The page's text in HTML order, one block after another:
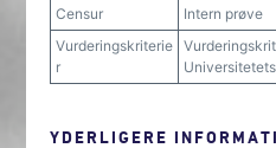
Censur
Intern prøve
Vurderingskriterie
r
YDERLIGERE